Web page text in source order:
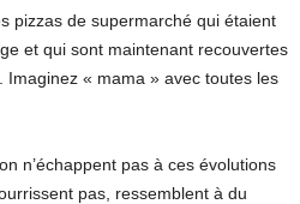
pizzas de supermarché qui étaient
et qui sont maintenant recouvertes
« mama » avec toutes les
n’échappent pas à ces évolutions
pas, ressemblent à du